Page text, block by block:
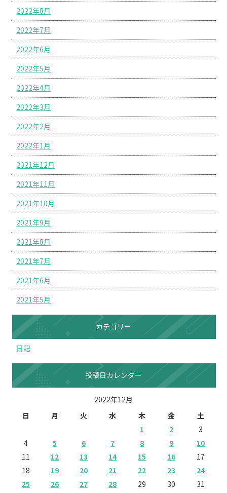
2022年8月
2022年7月
2022年6月
2022年5月
2022年4月
2022年3月
2022年2月
2022年1月
2021年12月
2021年11月
2021年10月
2021年9月
2021年8月
2021年7月
2021年6月
2021年5月
カテゴリー
日記
投稿日カレンダー
2022年12月
日
月 火 水 木 金 土
1 2
3
4
5 6 7 8 9
10
11
12 13 14 15 16
17
18
19 20 21 22 23
24
25
26 27 28 29 30 31